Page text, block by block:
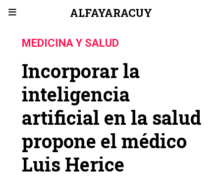
ALFAYARACUY
Incorporar la
inteligencia
artificial en la salud
propone el médico
Luis Herice
MEDICINA Y SALUD